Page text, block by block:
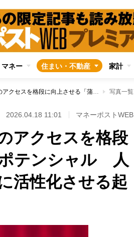
マネー 住まい・不動産 家計
羽田空港から渋谷・新宿へのアクセスを格段に向上させる「蒲蒲線」のポテンシャル 人気上昇中の「蒲田」をさらに活性化させる起爆剤として期待高まる 写真一覧
2026.04.18 11:01 マネーポストWEB
アクセスを格段
テンシャル 人
活性化させる起